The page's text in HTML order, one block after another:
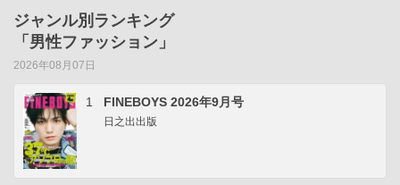
ジャンル別ランキング
「男性ファッション」
2026年08月07日
1 FINEBOYS 2026年9月号
日之出出版